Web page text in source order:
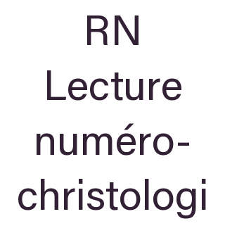
RN
Lecture
numéro-
christologi